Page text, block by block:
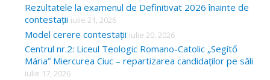
Rezultatele la examenul de Definitivat 2026 înainte de
contestații iulie 21, 2026
Model cerere contestații iulie 20, 2026
Centrul nr.2: Liceul Teologic Romano-Catolic „Segítő
Mária” Miercurea Ciuc – repartizarea candidaților pe săli
iulie 17, 2026